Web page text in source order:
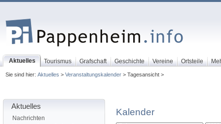
Aktuelles Tourismus Grafschaft Geschichte Vereine Ortsteile
Sie sind hier: Aktuelles > Veranstaltungskalender> Tagesansicht >
Aktuelles
Nachrichten
Kalender